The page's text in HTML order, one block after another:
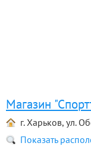
Магазин
г. Харьков, ул.
Показать